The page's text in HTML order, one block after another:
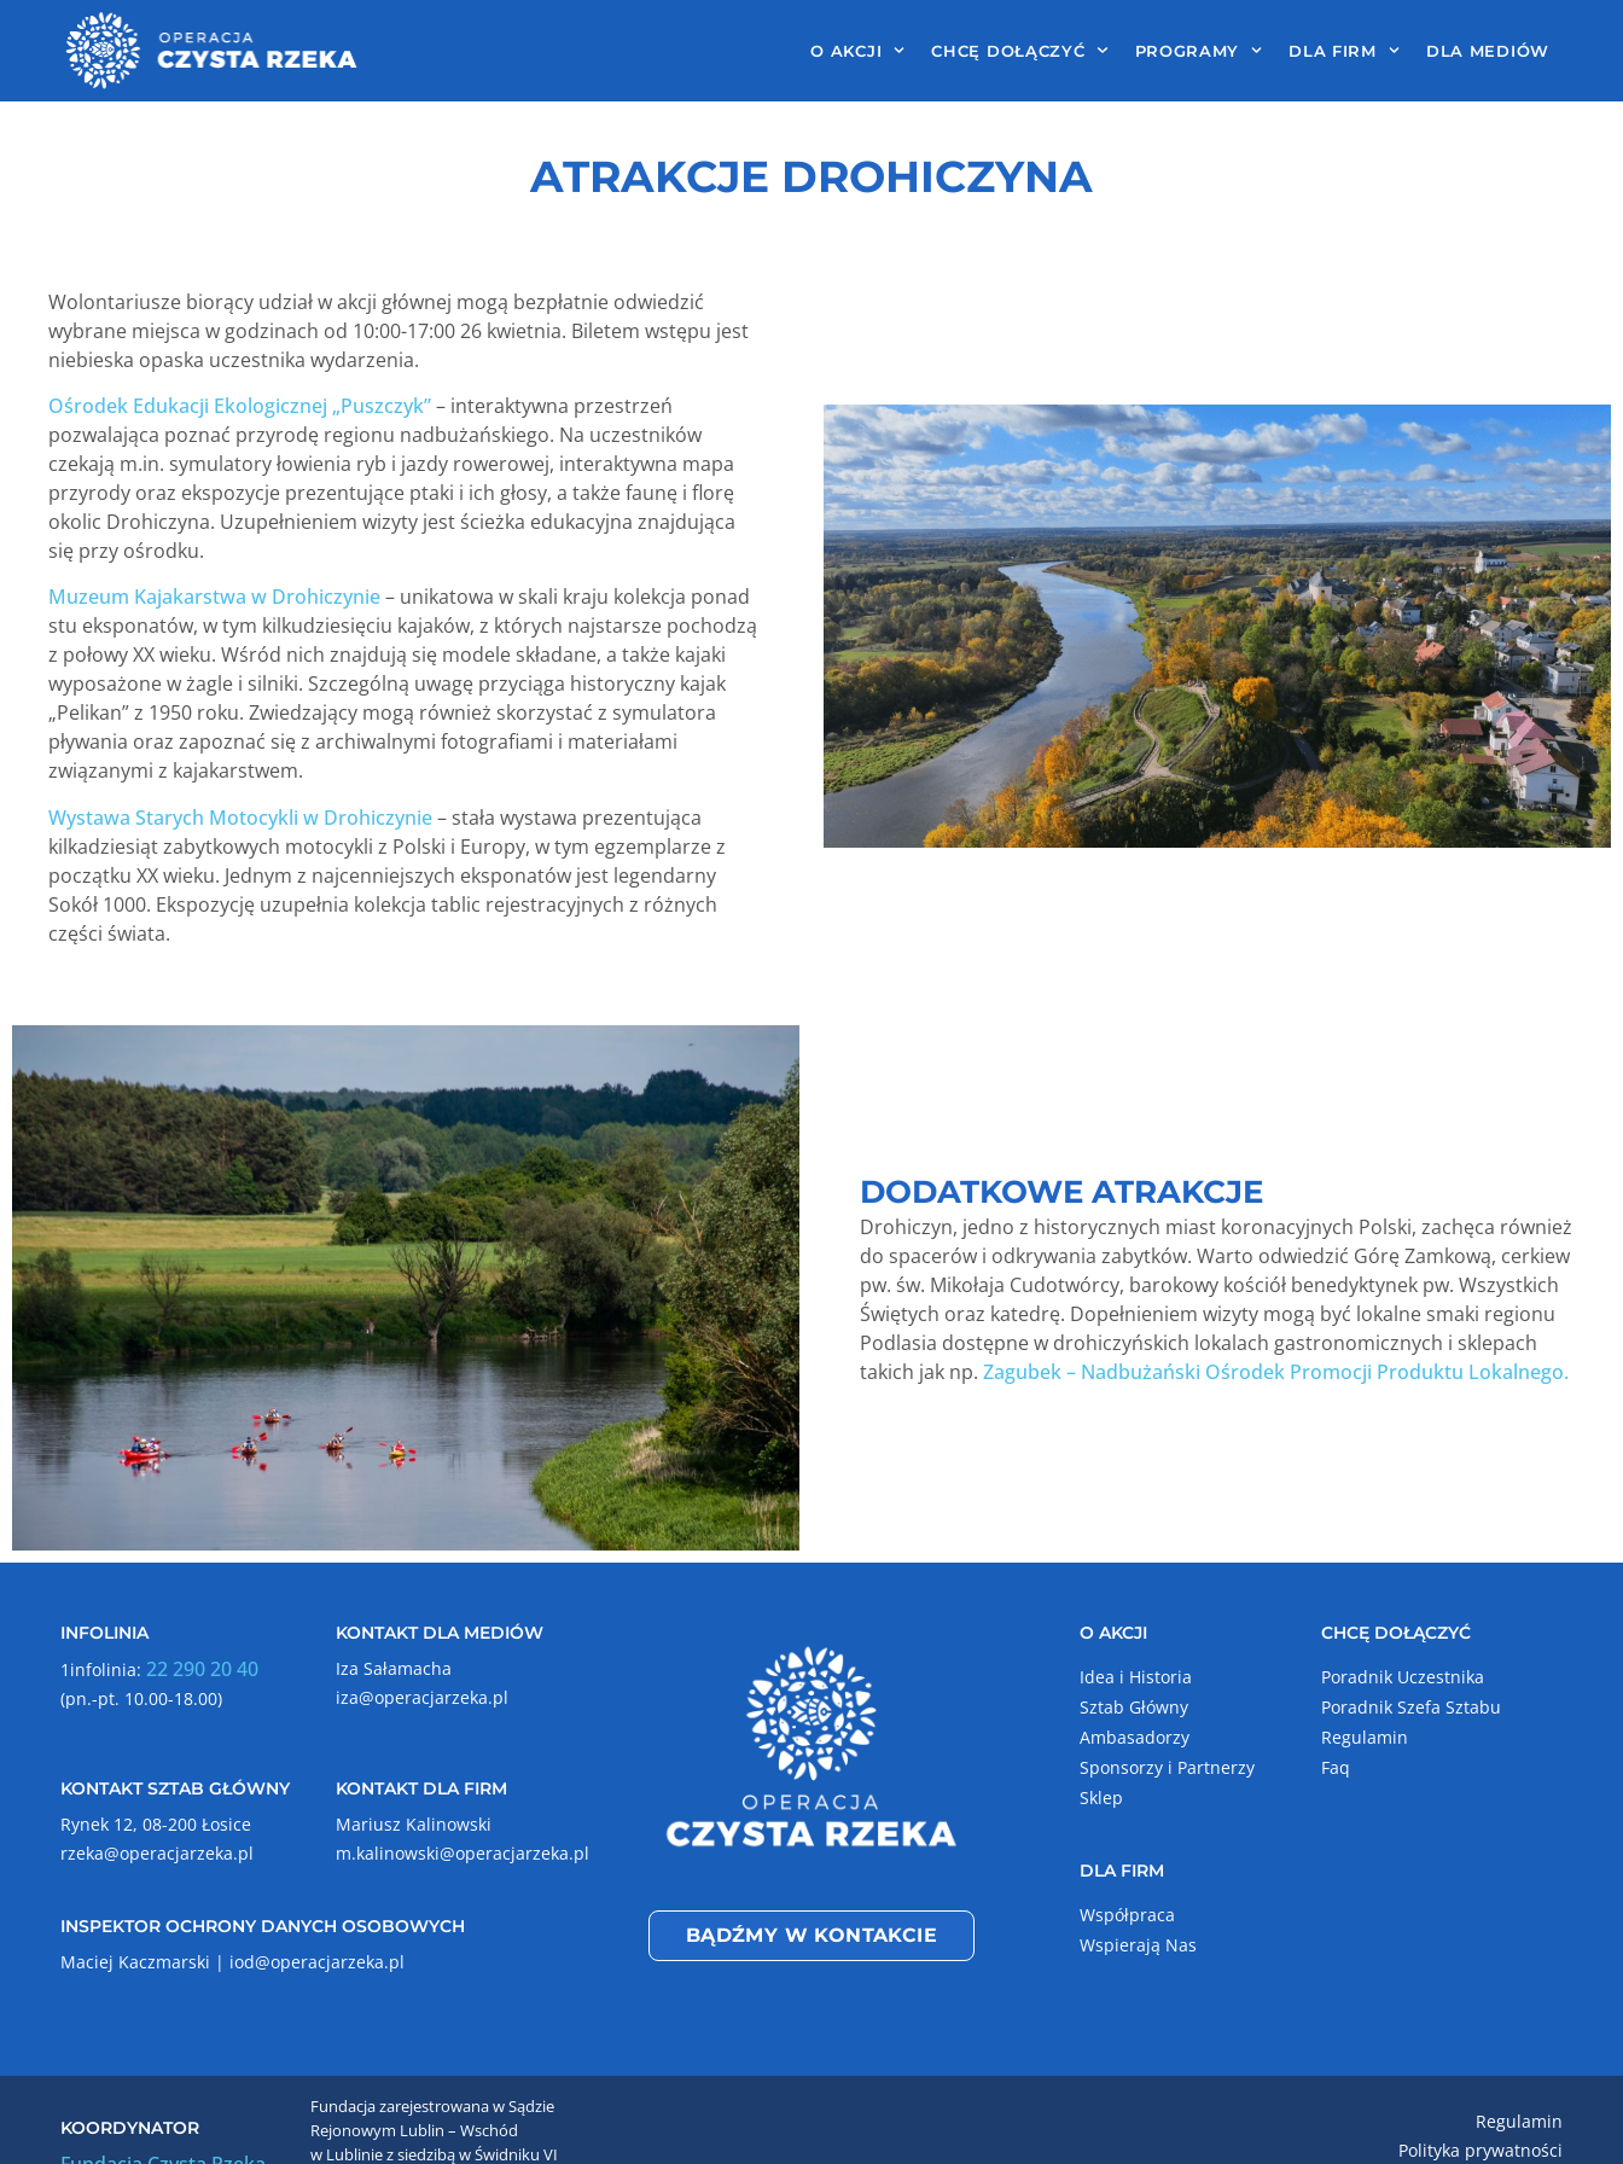
O AKCJI CHCĘ DOŁĄCZYĆ PROGRAMY DLA FIRM DLA MEDIÓW
ATRAKCJE DROHICZYNA
Wolontariusze biorący udział w akcji głównej mogą bezpłatnie odwiedzić
wybrane miejsca w godzinach od 10:00-17:00 26 kwietnia. Biletem wstępu jest
niebieska opaska uczestnika wydarzenia.
Ośrodek Edukacji Ekologicznej „Puszczyk”– interaktywna przestrzeń
pozwalająca poznać przyrodę regionu nadbużańskiego. Na uczestników
czekają m.in. symulatory łowienia ryb i jazdy rowerowej, interaktywna mapa
przyrody oraz ekspozycje prezentujące ptaki i ich głosy, a także faunę i florę
okolic Drohiczyna. Uzupełnieniem wizyty jest ścieżka edukacyjna znajdująca
się przy ośrodku.
Muzeum Kajakarstwa w Drohiczynie– unikatowa w skali kraju kolekcja ponad
stu eksponatów, w tym kilkudziesięciu kajaków, z których najstarsze pochodzą
z połowy XX wieku. Wśród nich znajdują się modele składane, a także kajaki
wyposażone w żagle i silniki. Szczególną uwagę przyciąga historyczny kajak
„Pelikan” z 1950 roku. Zwiedzający mogą również skorzystać z symulatora
pływania oraz zapoznać się z archiwalnymi fotografiami i materiałami
związanymi z kajakarstwem.
Wystawa Starych Motocykli w Drohiczynie– stała wystawa prezentująca
kilkadziesiąt zabytkowych motocykli z Polski i Europy, w tym egzemplarze z
początku XX wieku. Jednym z najcenniejszych eksponatów jest legendarny
Sokół 1000. Ekspozycję uzupełnia kolekcja tablic rejestracyjnych z różnych
części świata.
DODATKOWE ATRAKCJE
Drohiczyn, jedno z historycznych miast koronacyjnych Polski, zachęca również
do spacerów i odkrywania zabytków. Warto odwiedzić Górę Zamkową, cerkiew
pw. św. Mikołaja Cudotwórcy, barokowy kościół benedyktynek pw. Wszystkich
Świętych oraz katedrę. Dopełnieniem wizyty mogą być lokalne smaki regionu
Podlasia dostępne w drohiczyńskich lokalach gastronomicznych i sklepach
takich jak np. Zagubek – Nadbużański Ośrodek Promocji Produktu Lokalnego.
INFOLINIA
1infolinia: 22 290 20 40
(pn.-pt. 10.00-18.00)
KONTAKT DLA MEDIÓW
Iza Sałamacha
iza@operacjarzeka.pl
KONTAKT SZTAB GŁÓWNY
Rynek 12, 08-200 Łosice
rzeka@operacjarzeka.pl
KONTAKT DLA FIRM
Mariusz Kalinowski
m.kalinowski@operacjarzeka.pl
INSPEKTOR OCHRONY DANYCH OSOBOWYCH
Maciej Kaczmarski | iod@operacjarzeka.pl
BĄDŹMY W KONTAKCIE
O AKCJI
Idea i Historia
Sztab Główny
Ambasadorzy
Sponsorzy i Partnerzy
Sklep
CHCĘ DOŁĄCZYĆ
Poradnik Uczestnika
Poradnik Szefa Sztabu
Regulamin
Faq
DLA FIRM
Współpraca
Wspierają Nas
KOORDYNATOR
Fundacja zarejestrowana w Sądzie
Rejonowym Lublin – Wschód
w Lublinie z siedzibą w Świdniku VI
Regulamin
Polityka prywatności